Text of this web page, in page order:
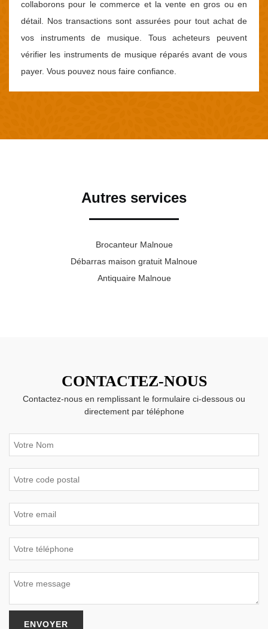
collaborons pour le commerce et la vente en gros ou en
détail. Nos transactions sont assurées pour tout achat de
vos instruments de musique. Tous acheteurs peuvent
vérifier les instruments de musique réparés avant de vous
payer. Vous pouvez nous faire confiance.
Autres services
Brocanteur Malnoue
Débarras maison gratuit Malnoue
Antiquaire Malnoue
CONTACTEZ-NOUS
Contactez-nous en remplissant le formulaire ci-dessous ou
directement par téléphone